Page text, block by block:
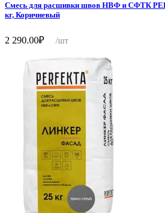
Смесь для расшивки швов НВФ и СФТК
кг, Коричневый
2 290.00₽ /шт